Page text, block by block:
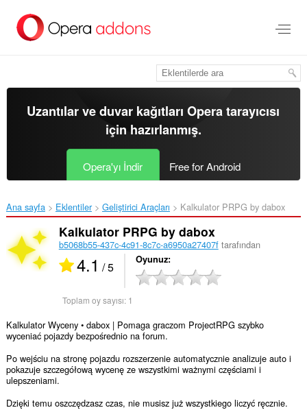
içeriğe
Uzantılar ve duvar kağıtlarıOpera tarayıcısı
için hazırlanmış.
Opera'yı İndir Free for Android
Ana sayfa Eklentiler Geliştirici Araçları Kalkulator PRPG by dabox‎
Kalkulator PRPG by dabox
b5068b55-437c-4c91-8c7c-a6950a27407ftarafından
4.1 / 5 Oyunuz
Toplam oy sayısı: 1
Kalkulator Wyceny • dabox | Pomaga graczom ProjectRPG szybko
wyceniać pojazdy bezpośrednio na forum.
Po wejściu na stronę pojazdu rozszerzenie automatycznie analizuje auto i
pokazuje szczegółową wycenę ze wszystkimi ważnymi częściami i
ulepszeniami.
Dzięki temu oszczędzasz czas, nie musisz już wszystkiego liczyć ręcznie.